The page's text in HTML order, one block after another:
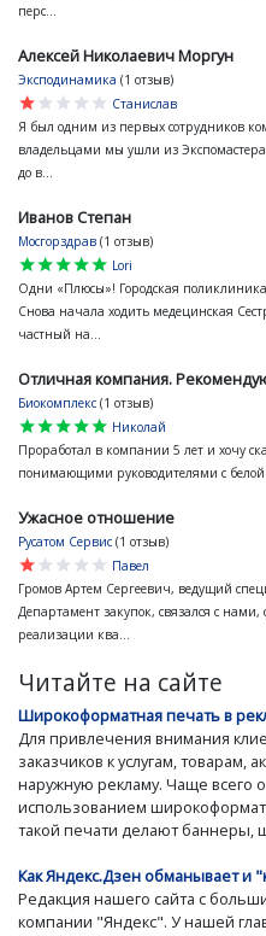
перс...
Алексей Николаевич Моргун
Эксподинамика (1 отзыв)
star
star
star
star
star
Станислав
Я был одним из первых сотрудников
владельцами мы ушли из
до в...
Иванов Степан
Мосгорздрав (1 отзыв)
star
star
star
star
star
Lori
Одни «Плюсы»! Городская
Снова начала ходить медецинская
частный на...
Отличная компания.
Биокомплекс (1 отзыв)
star
star
star
star
star
Николай
Проработал в компании 5 лет и хочу
понимающими руководителями с белой
Ужасное отношение
Русатом Сервис (1 отзыв)
star
star
star
star
star
Павел
Громов Артем Сергеевич, ведущий
Департамент закупок, связался с
реализации ква...
Читайте на сайте
Широкоформатная печать в
Для привлечения внимания
заказчиков к услугам, товарам,
наружную рекламу. Чаще всего
использованием
такой печати делают баннеры,
Как Яндекс.Дзен обманывает и
Редакция нашего сайта с
компании "Яндекс". У нашей